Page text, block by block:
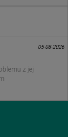
05-08-2026
z jej